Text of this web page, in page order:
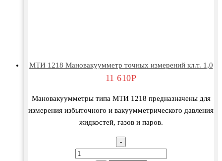
МТИ 1218 Мановакуумметр точных измерений кл.т. 1,0
11 610Р
Мановакуумметры типа МТИ 1218 предназначены для
измерения избыточного и вакуумметрического давления
жидкостей, газов и паров.
-
Количество